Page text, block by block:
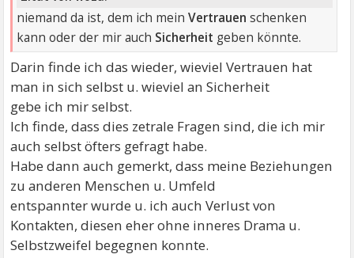
niemand da ist, dem ich meinVertrauen schenken
kann oder der mir auch Sicherheit geben könnte.
Darin finde ich das wieder, wieviel Vertrauen hat
man in sich selbst u. wieviel an Sicherheit
gebe ich mir selbst.
Ich finde, dass dies zetrale Fragen sind, die ich mir
auch selbst öfters gefragt habe.
Habe dann auch gemerkt, dass meine Beziehungen
zu anderen Menschen u. Umfeld
entspannter wurde u. ich auch Verlust von
Kontakten, diesen eher ohne inneres Drama u.
Selbstzweifel begegnen konnte.